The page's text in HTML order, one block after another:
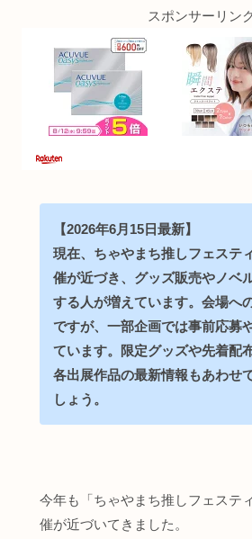
スポンサーリン
【2026年6月15日最新】
現在、ちゃやまち推しフェステ
催が近づき、グッズ販売やノベ
する人が増えています。会場へ
ですが、一部企画では事前応募
ています。限定グッズや先着配
各出展作品の最新情報もあわせ
しょう。
今年も「ちゃやまち推しフェステ
催が近づいてきました。